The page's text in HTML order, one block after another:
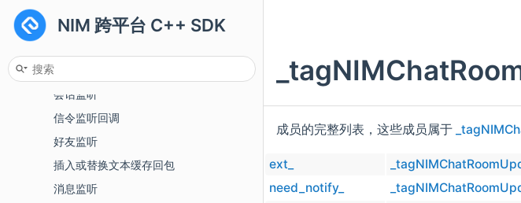
NIM 跨平台 C++ SDK
v2
会话分组监听
会话监听
信令监听回调
好友监听
插入或替换文本缓存回包
消息监听
成员的完整列表，这些成员属于
ext_
need_notify_